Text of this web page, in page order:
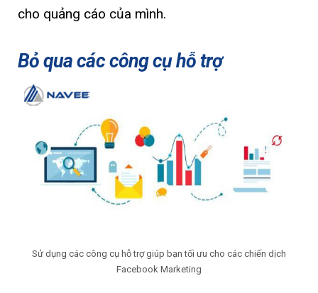
cho quảng cáo của mình.
Bỏ qua các công cụ hỗ trợ
Sử dụng các công cụ hỗ trợ giúp bạn tối ưu cho các chiến dịch
Facebook Marketing